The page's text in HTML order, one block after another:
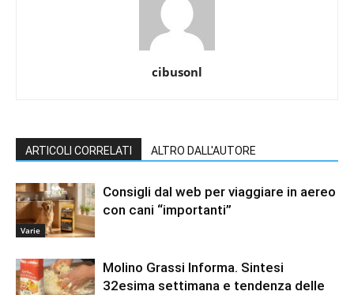
cibusonl
ARTICOLI CORRELATI ALTRO DALL'AUTORE
Varie
Consigli dal web per viaggiare in aereo
con cani “importanti”
Molino Grassi Informa. Sintesi
32esima settimana e tendenza delle